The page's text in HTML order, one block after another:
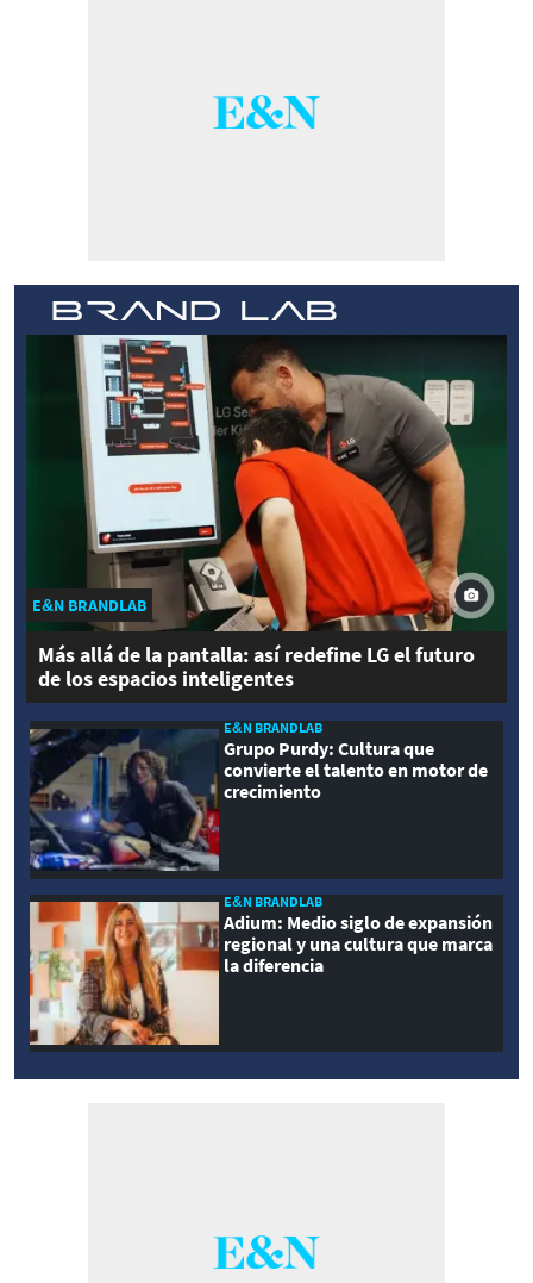
E&N BRANDLAB
Más allá de la pantalla: así redefine LG el futuro
de los espacios inteligentes
E&N BRANDLAB
Grupo Purdy: Cultura que
convierte el talento en motor de
crecimiento
E&N BRANDLAB
Adium: Medio siglo de expansión
regional y una cultura que marca
la diferencia